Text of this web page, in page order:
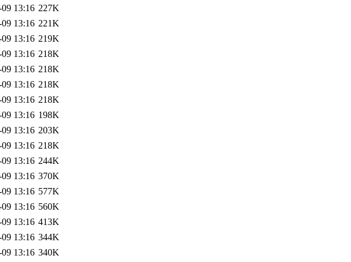
13:16 227K
13:16 221K
13:16 219K
13:16 218K
13:16 218K
13:16 218K
13:16 218K
13:16 198K
13:16 203K
13:16 218K
13:16 244K
13:16 370K
13:16 577K
13:16 560K
13:16 413K
13:16 344K
13:16 340K